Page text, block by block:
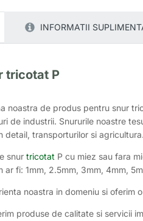
INFORMATII
tricotat P
noastra de produs pentru snur
de industrii. Snururile noastre
detail, transporturilor si agricultura.
snur tricotat P cu miez sau fara
fi: 1mm, 2.5mm, 3mm, 4mm,
noastra in domeniu si oferim
produse de calitate si servicii